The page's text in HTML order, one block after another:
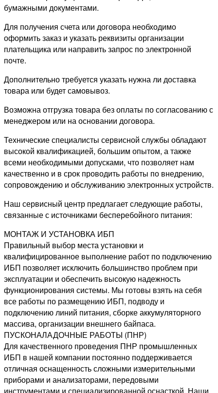
бумажными документами.
Для получения счета или договора необходимо
оформить заказ и указать реквизиты организации
плательщика или направить запрос по электронной
почте.
Дополнительно требуется указать нужна ли доставка
товара или будет самовывоз.
Возможна отгрузка товара без оплаты по согласованию с
менеджером или на основании договора.
Технические специалисты сервисной службы обладают
высокой квалификацией, большим опытом, а также
всеми необходимыми допусками, что позволяет нам
качественно и в срок проводить работы по внедрению,
сопровождению и обслуживанию электронных устройств.
Наш сервисный центр предлагает следующие работы,
связанные с источниками бесперебойного питания:
МОНТАЖ И УСТАНОВКА ИБП
Правильный выбор места установки и
квалифицированное выполнение работ по подключению
ИБП позволяет исключить большинство проблем при
эксплуатации и обеспечить высокую надежность
функционирования системы. Мы готовы взять на себя
все работы по размещению ИБП, подводу и
подключению линий питания, сборке аккумуляторного
массива, организации внешнего байпаса.
ПУСКОНАЛАДОЧНЫЕ РАБОТЫ (ПНР)
Для качественного проведения ПНР промышленных
ИБП в нашей компании постоянно поддерживается
отличная оснащенность сложными измерительными
приборами и анализаторами, передовыми